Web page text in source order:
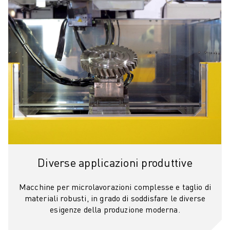
ELETTRONICA
FOOD & BEVERAGE
MEDICALE
PLASTICA
MAGAZZINAGGIO, LOGISTICA, SPEDIZIONI E PACCHI
APPLICAZIONI
TUTTE LE APPLICAZIONI
MACCHINE A 5 ASSI
SALDATURA AD ARCO
RETTIFICA CNC
FRESATURA CNC
FORATURA E MASCHIATURA AD ALTA VELOCITÀ
STAMPAGGIO A INIEZIONE
ASSERVIMENTO MACCHINA
Diverse applicazioni produttive
Macchine per microlavorazioni complesse e taglio di
materiali robusti, in grado di soddisfare le diverse
esigenze della produzione moderna.